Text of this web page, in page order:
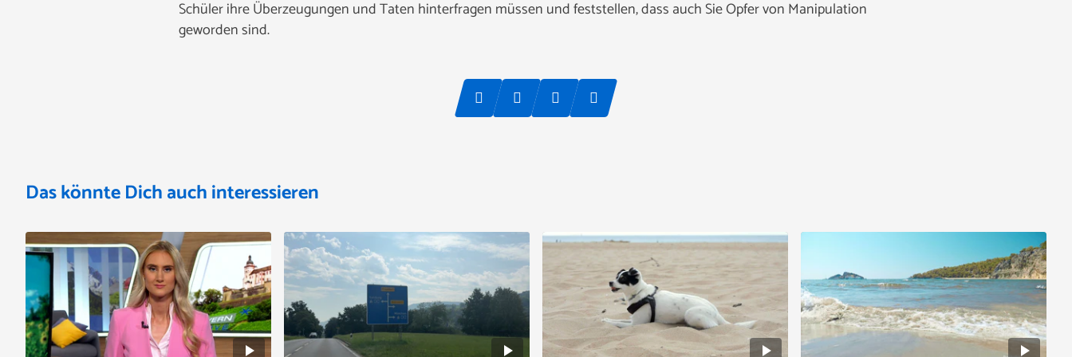
Schüler ihre Überzeugungen und Taten hinterfragen müssen und feststellen, dass auch Sie Opfer von Manipulation
geworden sind.
Das könnte Dich auch interessieren